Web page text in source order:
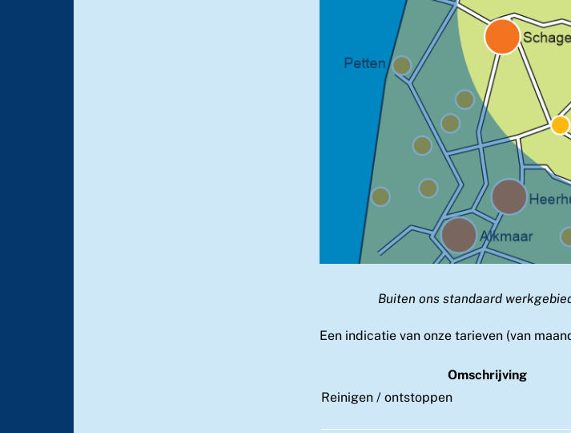
Buiten ons standaard
Een indicatie van onze tarieven (van
Omschrijving
Reinigen / ontstoppen